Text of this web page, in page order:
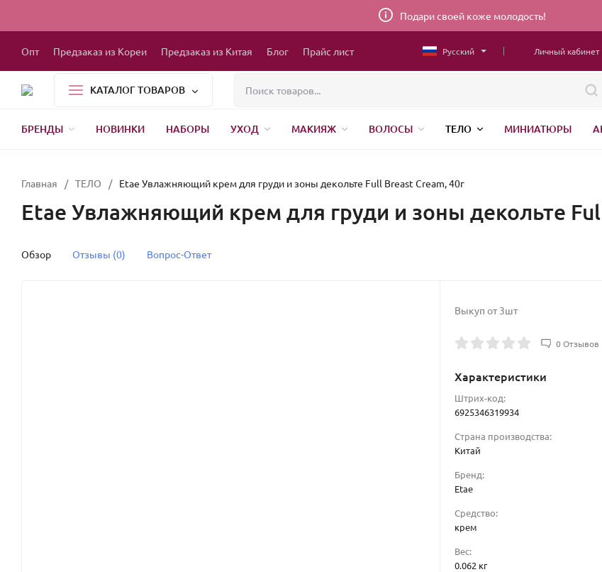
Подари своей коже молодость!
Опт Предзаказ из Кореи Предзаказ из Китая Блог Прайс лист Русский Личный кабинет
КАТАЛОГ ТОВАРОВ
БРЕНДЫ НОВИНКИ НАБОРЫ УХОД МАКИЯЖ ВОЛОСЫ ТЕЛО МИНИАТЮРЫ
Главная / ТЕЛО / Etae Увлажняющий крем для груди и зоны декольте Full Breast Cream, 40г
Etae Увлажняющий крем для груди и зоны декольте
Обзор Отзывы (0) Вопрос-Ответ
Выкуп от 3шт
0 Отзывов
Характеристики
Штрих-код:
6925346319934
Страна производства:
Китай
Бренд:
Etae
Средство:
крем
Вес:
0.062 кг